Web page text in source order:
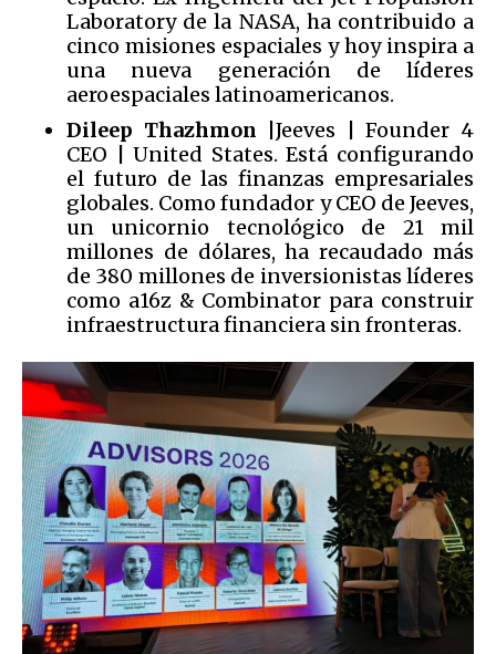
Laboratory de la NASA, ha contribuido a
cinco misiones espaciales y hoy inspira a
una nueva generación de líderes
aeroespaciales latinoamericanos.
Dileep Thazhmon |Jeeves | Founder 4
CEO | United States. Está configurando
el futuro de las finanzas empresariales
globales. Como fundador y CEO de Jeeves,
un unicornio tecnológico de 21 mil
millones de dólares, ha recaudado más
de 380 millones de inversionistas líderes
como a16z & Combinator para construir
infraestructura financiera sin fronteras.